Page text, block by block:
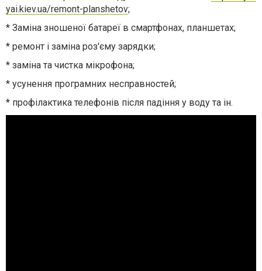
yai.kiev.ua/remont-planshetov;
* Заміна зношеної батареї в смартфонах, планшетах;
* ремонт і заміна роз'єму зарядки;
* заміна та чистка мікрофона;
* усунення програмних несправностей;
* профілактика телефонів після падіння у воду та ін.